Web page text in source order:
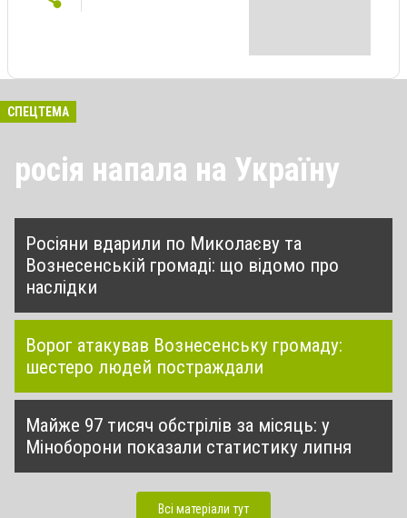
СПЕЦТЕМА
росія напала на Україну
Росіяни вдарили по Миколаєву та
Вознесенській громаді: що відомо про
наслідки
Ворог атакував Вознесенську громаду:
шестеро людей постраждали
Майже 97 тисяч обстрілів за місяць: у
Міноборони показали статистику липня
Всі матеріали тут